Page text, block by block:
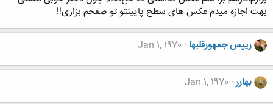
بهت اجازه میدم عکس های سطح پایینتو تو صفحم بزاری!!
رییس جمهورقلبها Jan 1, 1970
بهارر Jan 1, 1970